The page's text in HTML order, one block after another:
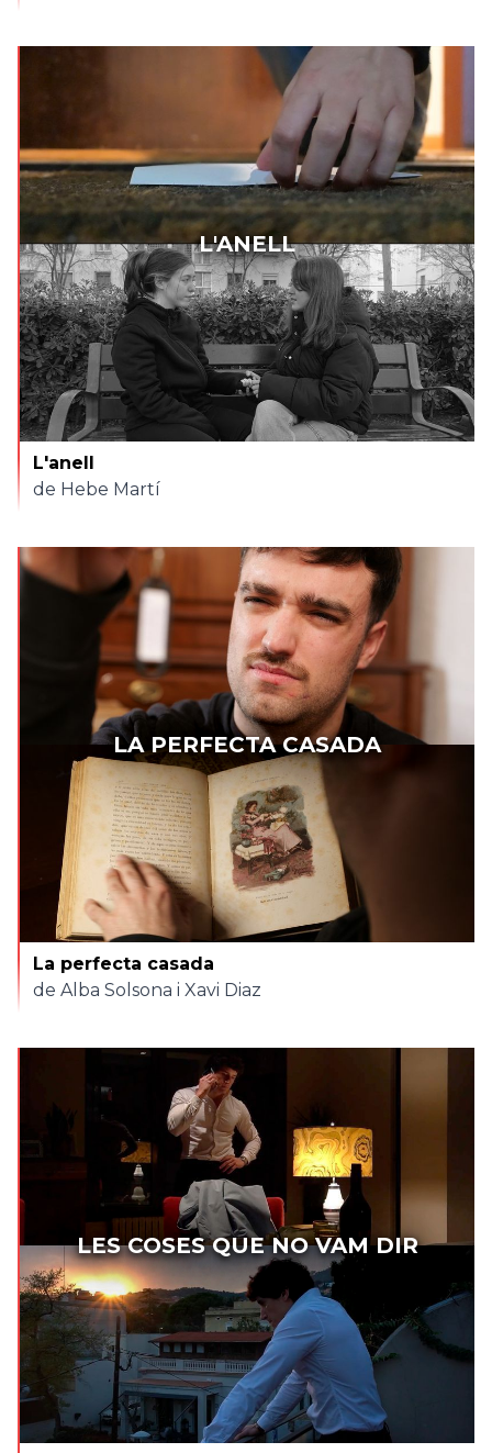
L'ANELL
L'anell
de Hebe Martí
LA PERFECTA CASADA
La perfecta casada
de Alba Solsona i Xavi Diaz
LES COSES QUE NO VAM DIR